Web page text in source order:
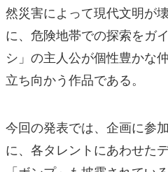
然災害によって現代文明が
に、危険地帯での探索をガ
シ」の主人公が個性豊かな
立ち向かう作品である。
今回の発表では、企画に参
に、各タレントにあわせた